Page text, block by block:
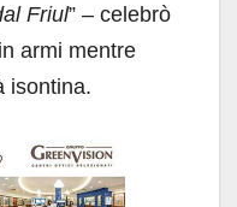
Friul” – celebrò
armi mentre
isontina.